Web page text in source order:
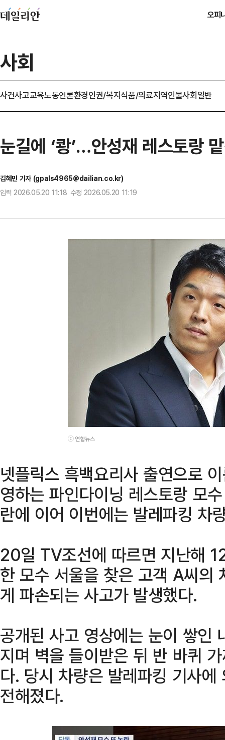
오피
사회
사건사고교육노동언론환경인권/복지식품/의료지역인물사회일반
눈길에 ‘쾅’…안성재 레스토랑
김혜민 기자 (gpals4965@dailian.co.kr)
입력 2026.05.20 11:18 수정 2026.05.20 11:19
ⓒ 연합뉴스
넷플릭스 흑백요리사 출연으로
영하는 파인다이닝 레스토랑 모
란에 이어 이번에는 발레파킹 차
20일 TV조선에 따르면 지난해
한 모수 서울을 찾은 고객 A씨의
게 파손되는 사고가 발생했다.
공개된 사고 영상에는 눈이 쌓인
지며 벽을 들이받은 뒤 반 바퀴
다. 당시 차량은 발레파킹 기사
전해졌다.